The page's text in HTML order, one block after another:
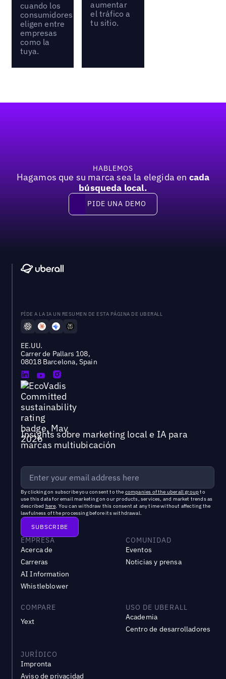
cuando los
consumidores
eligen entre
empresas
como la
tuya.
aumentar
el tráfico a
tu sitio.
HABLEMOS
Hagamos que su marca sea la elegida en cada
búsqueda local.
Pide una demo
PIDE UNA DEMO
PÍDE A LA IA UN RESUMEN DE ESTA PÁGINA DE UBERALL
EE.UU.
Carrer de Pallars 108,
08018 Barcelona, Spain
Insights sobre marketing local e IA para
marcas multiubicación
By clicking on subscribe you consent to the companies of the uberall groupto
use this data for email marketing on our products, services, and market trends as
described here. You can withdraw this consent at any time without affecting the
lawfulness of the processing before its withdrawal.
EMPRESA
Acerca de
Carreras
AI Information
Whistleblower
COMUNIDAD
Eventos
Noticias y prensa
COMPARE
Yext
USO DE UBERALL
Academia
Centro de desarrolladores
JURÍDICO
Impronta
Aviso de privacidad